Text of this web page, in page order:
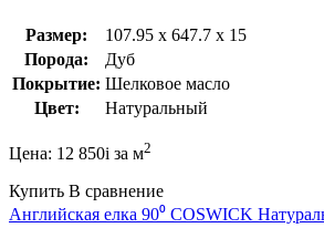
Размер:
107.95 x 647.7 x 15
Порода:
Дуб
Покрытие: Шелковое масло
Цвет:
Натуральный
Цена: 12 850i за м2
Купить В сравнение
Английская елка 90⁰ COSWICK